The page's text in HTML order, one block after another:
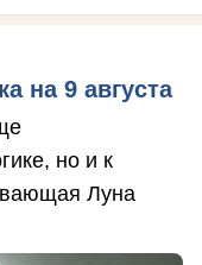
на 9 августа
но и к
Луна